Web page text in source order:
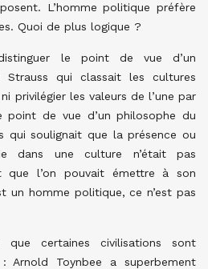
L’homme politique préfère
Quoi de plus logique ?
le point de vue d’un
Strauss qui classait les cultures
privilégier les valeurs de l’une par
de vue d’un philosophe du
qui soulignait que la présence ou
dans une culture n’était pas
que l’on pouvait émettre à son
un homme politique, ce n’est pas
certaines civilisations sont
Arnold Toynbee a superbement